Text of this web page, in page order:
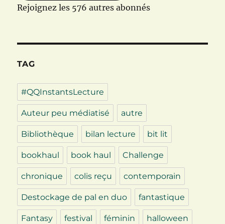
Rejoignez les 576 autres abonnés
TAG
#QQInstantsLecture
Auteur peu médiatisé autre
Bibliothèque bilan lecture bit lit
bookhaul book haul Challenge
chronique colis reçu contemporain
Destockage de pal en duo fantastique
Fantasy festival féminin halloween